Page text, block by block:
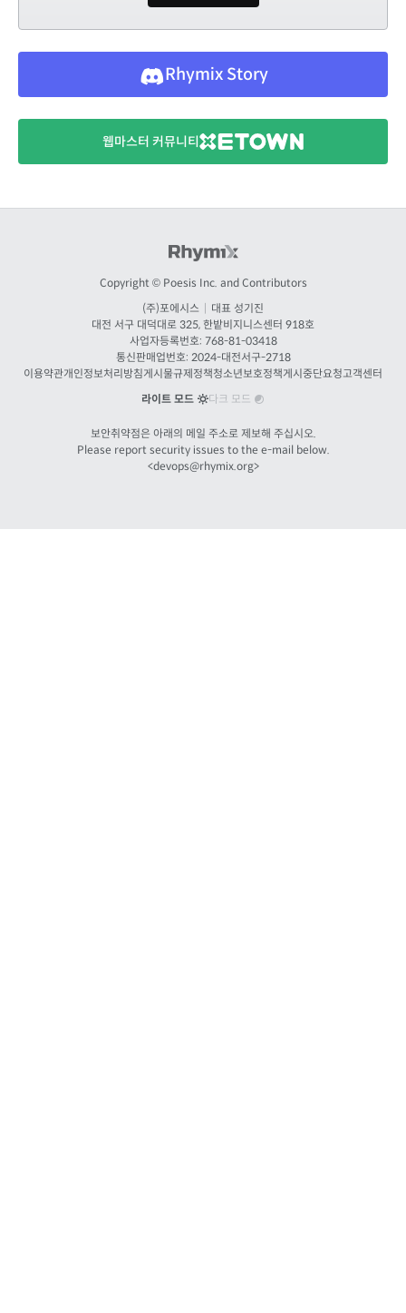
Rhymix Story
웹마스터 커뮤니티
Copyright © Poesis Inc. and Contributors
(주)포에시스 | 대표 성기진
대전 서구 대덕대로 325, 한밭비지니스센터 918호
사업자등록번호: 768-81-03418
통신판매업번호: 2024-대전서구-2718
이용약관개인정보처리방침게시물규제정책청소년보호정책게시중단요청고객센터
라이트 모드
다크 모드
보안취약점은 아래의 메일 주소로 제보해 주십시오.
Please report security issues to the e-mail below.
<devops@rhymix.org>